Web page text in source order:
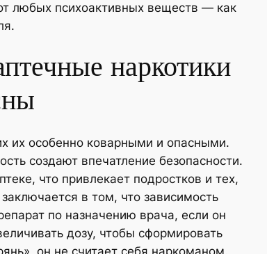
любых психоактивных веществ — как
наркотики
их особенно коварными и опасными.
создают впечатление безопасности.
что привлекает подростков и тех,
в том, что зависимость
по назначению врача, если он
дозу, чтобы сформировать